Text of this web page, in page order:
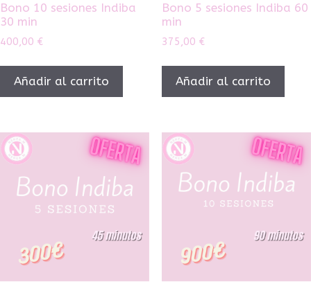
Bono 10 sesiones Indiba
30 min
400,00 €
Añadir al carrito
Bono 5 sesiones Indiba 60
min
375,00 €
Añadir al carrito